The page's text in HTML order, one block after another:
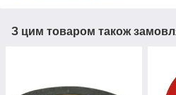
З цим товаром також